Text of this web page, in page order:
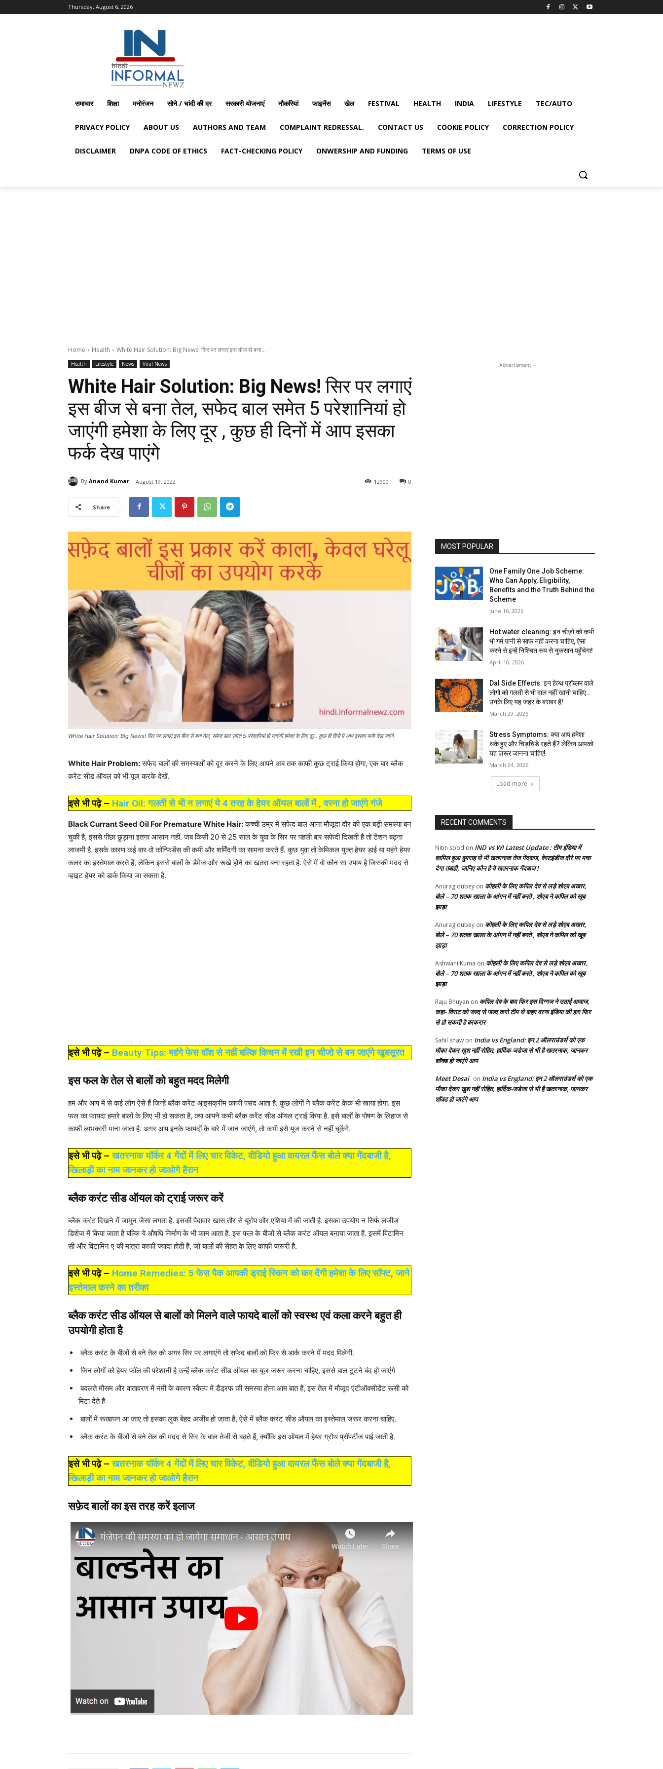
Thursday, August 6, 2026
समाचार शिक्षा मनोरंजन सोने / चांदी की दर सरकारी योजनाएं नौकरियां फाइनेंस खेल FESTIVAL HEALTH INDIA LIFESTYLE TEC/AUTO
PRIVACY POLICY ABOUT US AUTHORS AND TEAM COMPLAINT REDRESSAL. CONTACT US COOKIE POLICY CORRECTION POLICY
DISCLAIMER DNPA CODE OF ETHICS FACT-CHECKING POLICY ONWERSHIP AND FUNDING TERMS OF USE
Home Health White Hair Solution: Big News! सिर पर लगाएं इस बीज से बना...
Health Lifestyle News Viral News
White Hair Solution: Big News! सिर पर लगाएं
इस बीज से बना तेल, सफेद बाल समेत 5 परेशानियां हो
जाएंगी हमेशा के लिए दूर , कुछ ही दिनों में आप इसका
फर्क देख पाएंगे
By Anand Kumar August 19, 2022 0
12900
Share
White Hair Solution: Big News! सिर पर लगाएं इस बीज से बना तेल, सफेद बाल समेत 5 परेशानियां हो जाएंगी हमेशा के लिए दूर , कुछ ही दिनों में आप इसका फर्क देख पाएंगे
White Hair Problem:सफेद बालों की समस्याओं को दूर करने के लिए आपने अब तक काफी कुछ ट्राई किया होगा, एक बार ब्लैक
करेंट सीड ऑयल को भी यूज करके देखें.
इसे भी पढ़े – Hair Oil: गलती से भी न लगाएं ये 4 तरह के हेयर ऑयल बालों में , वरना हो जाएंगे गंजे
Black Currant Seed Oil For Premature White Hair:कच्ची उम्र में सफेद बाल आना मौजूदा दौर की एक बड़ी समस्या बन
चुकी है, इससे पीछा छुड़ाना इतना आसान नहीं. जब किसी 20 से 25 साल के युवा के सिर पर पहली बार सफेदी दिखती है तो टेंशन बढ़ना
लाजमी है. इसके कारण कई बार वो कॉन्फिडेंस की कमी और शर्मिंदगी का सामना करते हैं. कुछ युवा तो केमिकल युक्त हेयर डाई या महंगे हेयर
कलर का इस्तेमाल करते हैं, लेकिन इससे बालों के डैमेज और रूखे होने का खतरा बना रहता है. ऐसे में वो कौन सा उपाय है जिसकी मदद से
व्हाइट हेयर को डार्क किया जा सकता है.
इसे भी पढ़े – Beauty Tips: महंगे फेस वॉश से नहीं बल्कि किचन में रखी इन चीजो से बन जाएंगे खूबसूरत
इस फल के तेल से बालों को बहुत मदद मिलेगी
हम और आप में से कई लोग ऐसे हैं जिन्हें ब्लैक करेंट आइसक्रीम काफी पसंद आता है. कुछ लोगों ने ब्लैक करेंट केक भी खाया होगा. इस
फल का फायदा हमारे बालों के लिए भी हो सकता है, क्या आपने कभी ब्लैक करेंट सीड ऑयल ट्राई किया है. इसे बालों के पोषण के लिहाज से
काफी लाभकारी माना जाता है. अगर आप इनके फायदों के बारे में जान जाएंगे, तो कभी इसे यूज करने से नहीं चूकेंगे.
इसे भी पढ़े –खतरनाक यॉर्कर 4 गेंदों में लिए चार विकेट, वीडियो हुआ वायरल फैंस बोले क्या गेंदबाजी है,
खिलाड़ी का नाम जानकर हो जाओगे हैरान
ब्लैक करंट सीड ऑयल को ट्राई जरूर करें
ब्लैक करंट दिखने में जामुन जैसा लगता है. इसकी पैदावार खास तौर से यूरोप और एशिया में की जाती है. इसका उपयोग न सिर्फ लजीज
डिशेज में किया जाता है बल्कि ये औषधि निर्माण के भी काम आता है. इस फल के बीजों से ब्लैक करंट ऑयल बनाया जाता है. इसमें विटामिन
सी और विटामिन ए की मात्रा काफी ज्यादा होती है, जो बालों की सेहत के लिए काफी जरूरी है.
इसे भी पढ़े – Home Remedies: 5 फेस पैक आपकी ड्राई स्किन को कर देंगी हमेशा के लिए सॉफ्ट, जाने
इस्तेमाल करने का तरीका
ब्लैक करंट सीड ऑयल से बालों को मिलने वाले फायदे बालों को स्वस्थ एवं कला करने बहुत ही
उपयोगी होता है
ब्लैक करंट के बीजों से बने तेल को अगर सिर पर लगाएंगे तो सफेद बालों को फिर से डार्क करने में मदद मिलेगी.
जिन लोगों को हेयर फॉल की परेशानी है उन्हें ब्लैक करंट सीड ऑयल का यूज जरूर करना चाहिए, इससे बाल टूटने बंद हो जाएंगे
बदलते मौसम और वातावरण में नमी के कारण स्कैल्प में डैंड्रफ की समस्या होना आम बात हैं, इस तेल में मौजूद एंटीऑक्सीडेंट रूसी को
मिटा देते हैं
बालों में रूखापन आ जाए तो इसका लुक बेहद अजीब हो जाता है, ऐसे में ब्लैक करंट सीड ऑयल का इस्तेमाल जरूर करना चाहिए.
ब्लैक करंट के बीजों से बने तेल की मदद से सिर के बाल तेजी से बढ़ते हैं, क्योंकि इस ऑयल में हेयर ग्रोथ प्रॉपर्टीज पाई जाती है.
इसे भी पढ़े –खतरनाक यॉर्कर 4 गेंदों में लिए चार विकेट, वीडियो हुआ वायरल फैंस बोले क्या गेंदबाजी है,
खिलाड़ी का नाम जानकर हो जाओगे हैरान
सफ़ेद बालों का इस तरह करें इलाज
- Advertisment -
MOST POPULAR
One Family One Job Scheme:
Who Can Apply, Eligibility,
Benefits and the Truth Behind the
Scheme
June 16, 2026
Hot water cleaning: इन चीज़ों को कभी
भी गर्म पानी से साफ नहीं करना चाहिए, ऐसा
करने से इन्हें निश्चित रूप से नुकसान पहुँचेगा!
April 10, 2026
Dal Side Effects: इन हेल्थ प्रॉब्लम वाले
लोगों को गलती से भी दाल नहीं खानी चाहिए..
उनके लिए यह जहर के बराबर है!
March 29, 2026
Stress Symptoms: क्या आप हमेशा
थके हुए और चिड़चिड़े रहते हैं? लेकिन आपको
यह ज़रूर जानना चाहिए!
March 24, 2026
Load more
RECENT COMMENTS
Nitin sood on IND vs WI Latest Update : टीम इंडिया में
शामिल हुआ बुमराह से भी खतरनाक तेज गेंदबाज, वेस्टइंडीज दौरे पर मचा
देगा तबाही, जानिए कौन है ये खतरनाक गेंदबाज !
Anurag dubey on कोहली के लिए कपिल देव से लड़े शोएब अख्तर,
बोले – 70 शतक खाला के आंगन में नहीं बनते , शोएब ने कपिल को खूब
झाड़ा
Anurag dubey on कोहली के लिए कपिल देव से लड़े शोएब अख्तर,
बोले – 70 शतक खाला के आंगन में नहीं बनते , शोएब ने कपिल को खूब
झाड़ा
Ashwani Kuma on कोहली के लिए कपिल देव से लड़े शोएब अख्तर,
बोले – 70 शतक खाला के आंगन में नहीं बनते , शोएब ने कपिल को खूब
झाड़ा
Raju Bhuyan on कपिल देव के बाद फिर इस दिग्गज ने उठाई आवाज,
कहा- विराट को जल्द से जल्द करो टीम से बाहर वरना इंडिया की हार फिर
से हो सकती है बरकरार
Sahil shaw on India vs England: इन 2 ऑलराउंडर्स को एक
मौका देकर खुश नहीं रोहित, हार्दिक-जडेजा से भी है खतरनाक, जानकर
शॉक्ड हो जाएंगे आप
Meet Desai on India vs England: इन 2 ऑलराउंडर्स को एक
मौका देकर खुश नहीं रोहित, हार्दिक-जडेजा से भी है खतरनाक, जानकर
शॉक्ड हो जाएंगे आप